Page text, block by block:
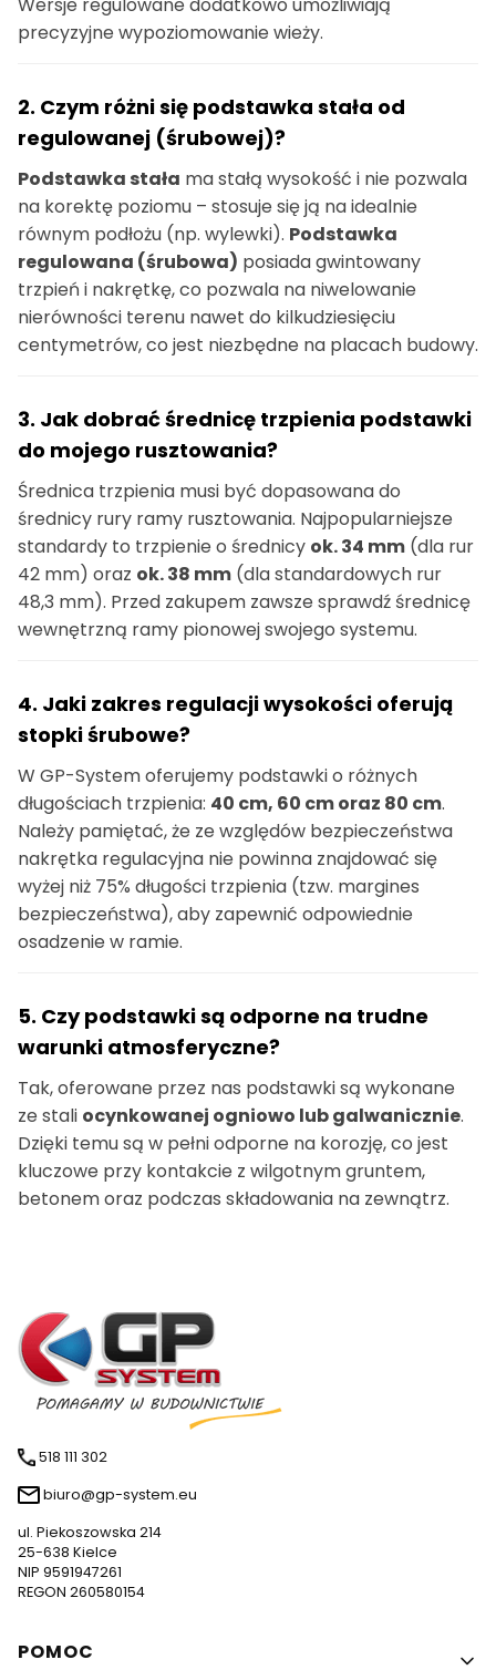
precyzyjne wypoziomowanie wieży.
2. Czym różni się podstawka stała od
regulowanej (śrubowej)?
Podstawka stała ma stałą wysokość i nie pozwala
na korektę poziomu – stosuje się ją na idealnie
równym podłożu (np. wylewki). Podstawka
regulowana (śrubowa) posiada gwintowany
trzpień i nakrętkę, co pozwala na niwelowanie
nierówności terenu nawet do kilkudziesięciu
centymetrów, co jest niezbędne na placach budowy.
3. Jak dobrać średnicę trzpienia podstawki
do mojego rusztowania?
Średnica trzpienia musi być dopasowana do
średnicy rury ramy rusztowania. Najpopularniejsze
standardy to trzpienie o średnicy ok. 34 mm (dla rur
42 mm) oraz ok. 38 mm (dla standardowych rur
48,3 mm). Przed zakupem zawsze sprawdź średnicę
wewnętrzną ramy pionowej swojego systemu.
4. Jaki zakres regulacji wysokości oferują
stopki śrubowe?
W GP-System oferujemy podstawki o różnych
długościach trzpienia: 40 cm, 60 cm oraz 80 cm.
Należy pamiętać, że ze względów bezpieczeństwa
nakrętka regulacyjna nie powinna znajdować się
wyżej niż 75% długości trzpienia (tzw. margines
bezpieczeństwa), aby zapewnić odpowiednie
osadzenie w ramie.
5. Czy podstawki są odporne na trudne
warunki atmosferyczne?
Tak, oferowane przez nas podstawki są wykonane
ze stali ocynkowanej ogniowo lub galwanicznie.
Dzięki temu są w pełni odporne na korozję, co jest
kluczowe przy kontakcie z wilgotnym gruntem,
betonem oraz podczas składowania na zewnątrz.
518 111 302
biuro@gp-system.eu
ul. Piekoszowska 214
25-638 Kielce
NIP 9591947261
REGON 260580154
Linki w stopce
POMOC